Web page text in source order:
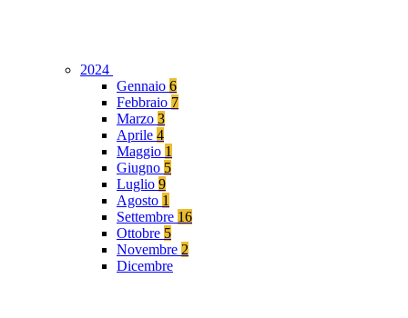
2024
Gennaio 6
Febbraio 7
Marzo 3
Aprile 4
Maggio 1
Giugno 5
Luglio 9
Agosto 1
Settembre 16
Ottobre 5
Novembre 2
Dicembre